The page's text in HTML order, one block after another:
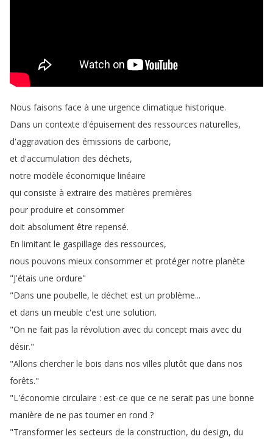
Nous faisons face à une urgence climatique historique.
Dans un contexte d'épuisement des ressources naturelles,
d'aggravation des émissions de carbone,
et d'accumulation des déchets,
notre modèle économique linéaire
qui consiste à extraire des matières premières
pour produire et consommer
doit absolument être repensé.
En limitant le gaspillage des ressources,
nous pouvons mieux consommer et protéger notre planète
"J'étais une ordure"
"Dans une poubelle, le déchet est un problème...
et dans un meuble c'est une solution.
"On ne fait pas la révolution avec du concept mais avec du
désir."
"Allons chercher le bois dans nos villes plutôt que dans nos
forêts."
"L'économie circulaire : est-ce que ce ne serait pas une bonne
manière de ne pas tourner en rond ?
"Transformer les secteurs de la construction, du design, du